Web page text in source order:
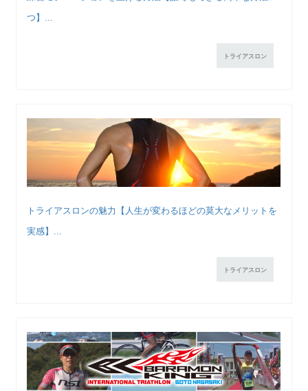
つ】...
トライアスロン
トライアスロンの魅力【人生が変わるほどの莫大なメリットを
実感】...
トライアスロン